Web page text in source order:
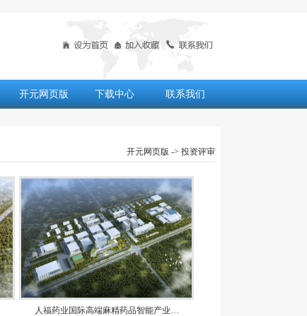
开元网页版 下载中心 联系我们
开元网页版 -> 投资评审
人福药业国际高端麻精药品智能产业…